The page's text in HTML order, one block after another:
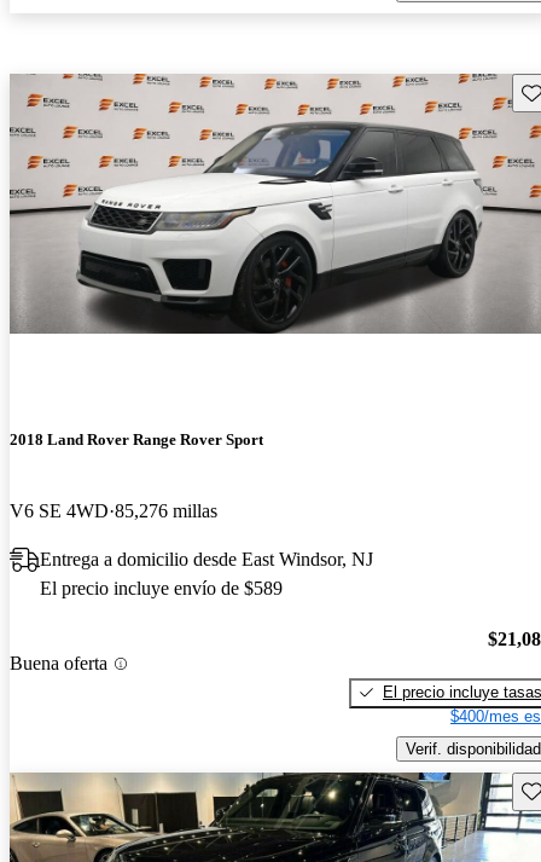
2018 Land Rover Range Rover Sport
V6 SE 4WD 85,276 millas
Entrega a domicilio desde East Windsor, NJ
El precio incluye envío de $589
Buena oferta
El precio incluye tasas
$400/mes
Verif. disponibilidad